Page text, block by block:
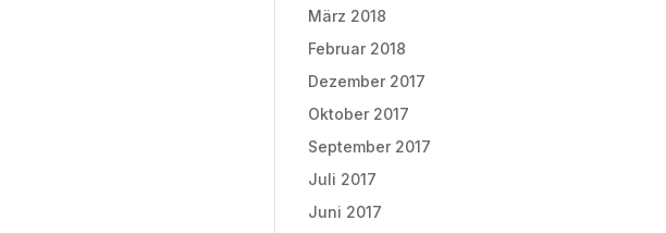
März 2018
Februar 2018
Dezember 2017
Oktober 2017
September 2017
Juli 2017
Juni 2017